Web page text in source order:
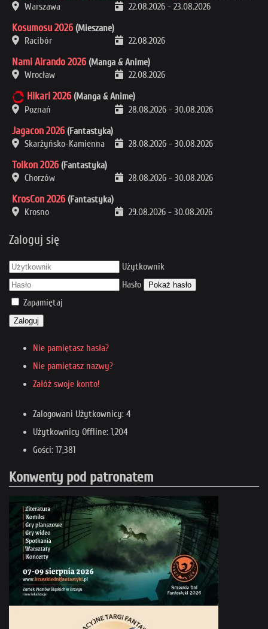
Warszawa
22.08.2026 - 23.08.2026
Kosumosu 2026 (Mieszane)
Racibór
22.08.2026
Nami Airando 2026 (Manga & Anime)
Wrocław
22.08.2026
Hikari 2026 (Manga & Anime)
Poznań
28.08.2026 - 30.08.2026
Jagacon 2026 (Fantastyka)
Skarżyńsko-Kamienna
28.08.2026 - 30.08.2026
Tolkon 2026 (Fantastyka)
Chorzów
28.08.2026 - 30.08.2026
KrosCon 2026 (Fantastyka)
Krosno
29.08.2026 - 30.08.2026
Zaloguj się
Użytkownik
Hasło
Pokaż hasło
Zapamiętaj
Zaloguj
Nie pamiętasz hasła?
Nie pamiętasz nazwy?
Załóż swoje konto!
Zalogowani Użytkownicy: 4
Użytkownicy Offline: 1,204
Gości: 17,381
Konwenty pod patronatem